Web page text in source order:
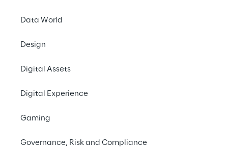
Data World
Design
Digital Assets
Digital Experience
Gaming
Governance, Risk and Compliance
I Digital
La convergenza
AI consentono ai